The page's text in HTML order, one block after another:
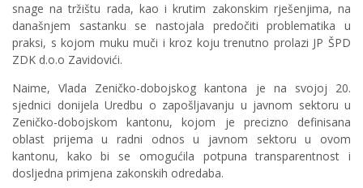
snage na tržištu rada, kao i krutim zakonskim rješenjima, na
današnjem sastanku se nastojala predočiti problematika u
praksi, s kojom muku muči i kroz koju trenutno prolazi JP ŠPD
ZDK d.o.o Zavidovići.
Naime, Vlada Zeničko-dobojskog kantona je na svojoj 20.
sjednici donijela Uredbu o zapošljavanju u javnom sektoru u
Zeničko-dobojskom kantonu, kojom je precizno definisana
oblast prijema u radni odnos u javnom sektoru u ovom
kantonu, kako bi se omogućila potpuna transparentnost i
dosljedna primjena zakonskih odredaba.